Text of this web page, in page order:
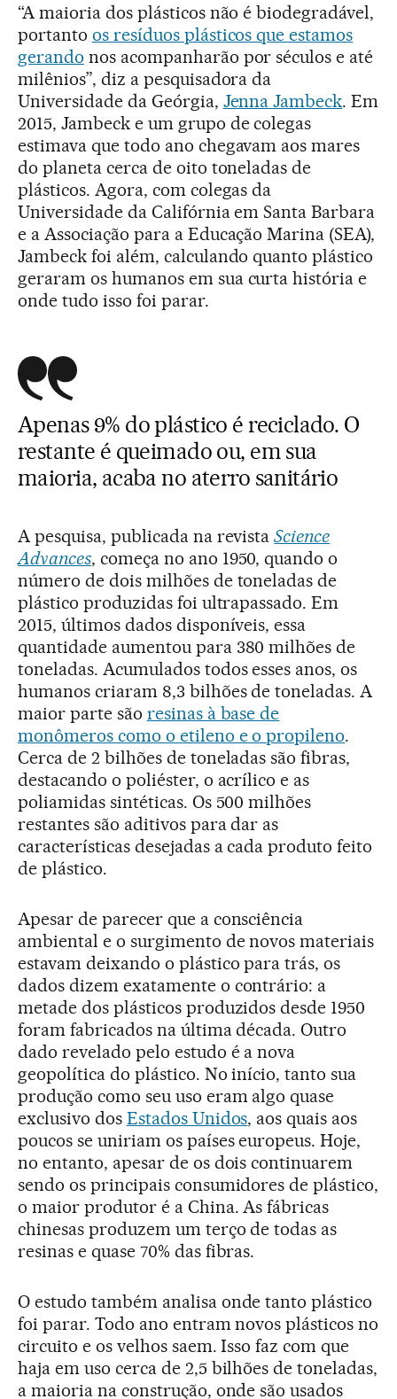
“A maioria dos plásticos não é biodegradável,
portanto os resíduos plásticos que estamos
gerando nos acompanharão por séculos e até
milênios”, diz a pesquisadora da
Universidade da Geórgia, Jenna Jambeck. Em
2015, Jambeck e um grupo de colegas
estimava que todo ano chegavam aos mares
do planeta cerca de oito toneladas de
plásticos. Agora, com colegas da
Universidade da Califórnia em Santa Barbara
e a Associação para a Educação Marina (SEA),
Jambeck foi além, calculando quanto plástico
geraram os humanos em sua curta história e
onde tudo isso foi parar.
Apenas 9% do plástico é reciclado. O
restante é queimado ou, em sua
maioria, acaba no aterro sanitário
A pesquisa, publicada na revistaScience
Advances, começa no ano 1950, quando o
número de dois milhões de toneladas de
plástico produzidas foi ultrapassado. Em
2015, últimos dados disponíveis, essa
quantidade aumentou para 380 milhões de
toneladas. Acumulados todos esses anos, os
humanos criaram 8,3 bilhões de toneladas. A
maior parte são resinas à base de
monômeros como o etileno e o propileno.
Cerca de 2 bilhões de toneladas são fibras,
destacando o poliéster, o acrílico e as
poliamidas sintéticas. Os 500 milhões
restantes são aditivos para dar as
características desejadas a cada produto feito
de plástico.
Apesar de parecer que a consciência
ambiental e o surgimento de novos materiais
estavam deixando o plástico para trás, os
dados dizem exatamente o contrário: a
metade dos plásticos produzidos desde 1950
foram fabricados na última década. Outro
dado revelado pelo estudo é a nova
geopolítica do plástico. No início, tanto sua
produção como seu uso eram algo quase
exclusivo dos Estados Unidos, aos quais aos
poucos se uniriam os países europeus. Hoje,
no entanto, apesar de os dois continuarem
sendo os principais consumidores de plástico,
o maior produtor é a China. As fábricas
chinesas produzem um terço de todas as
resinas e quase 70% das fibras.
O estudo também analisa onde tanto plástico
foi parar. Todo ano entram novos plásticos no
circuito e os velhos saem. Isso faz com que
haja em uso cerca de 2,5 bilhões de toneladas,
a maioria na construção, onde são usados